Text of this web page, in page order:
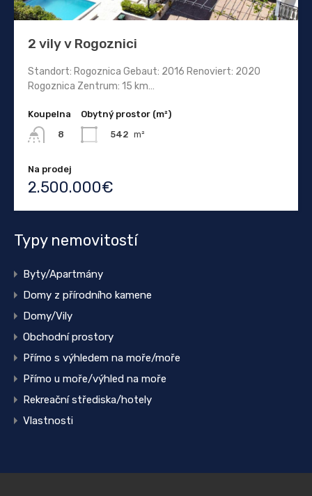
2 vily v Rogoznici
Standort: Rogoznica Gebaut: 2016 Renoviert: 2020
Rogoznica Zentrum: 15 km…
Koupelna
8
Obytný prostor (m²)
542 m²
Na prodej
2.500.000€
Typy nemovitostí
Byty/Apartmány
Domy z přírodního kamene
Domy/Vily
Obchodní prostory
Přímo s výhledem na moře/moře
Přímo u moře/výhled na moře
Rekreační střediska/hotely
Vlastnosti